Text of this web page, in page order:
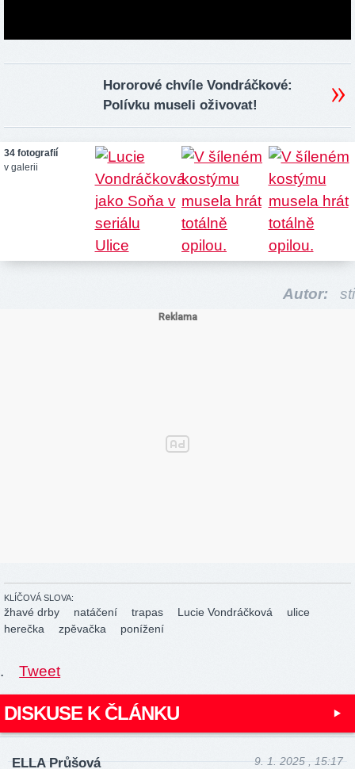
Hororové chvíle Vondráčkové:
Polívku museli oživovat!
34 fotografií
v galerii
Autor: sti
KLÍČOVÁ SLOVA:
žhavé drby natáčení trapas Lucie Vondráčková
ulice
herečka
zpěvačka ponížení
. Tweet
DISKUSE K ČLÁNKU
ELLA Průšová 9. 1. 2025 , 15:17